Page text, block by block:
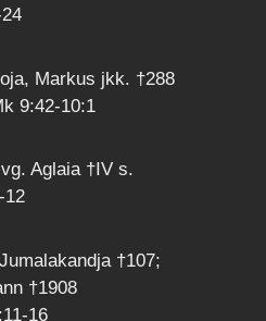
Markus jkk. †288
9:42-10:1
Aglaia †IV s.
12
†107;
†1908
16